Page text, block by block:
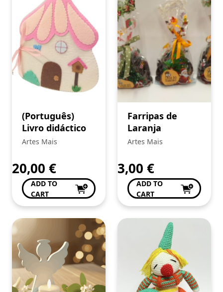
(Português)
Livro didáctico
Artes Mais
20,00 €
ADD TO
CART
Farripas de
Laranja
Artes Mais
3,00 €
ADD TO
CART